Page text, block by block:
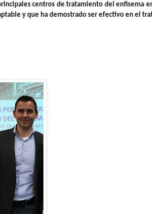
centros de tratamiento del enfisema
y que ha demostrado ser efectivo en el